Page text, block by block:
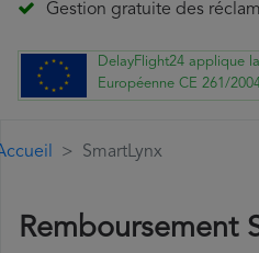
Gestion gratuite des
DelayFlight24 applique
Européenne CE 261/
SmartLynx
Remboursement